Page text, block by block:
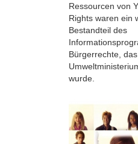
Ressourcen von
Rights waren ein
Bestandteil des
Bürgerrechte,
wurde.